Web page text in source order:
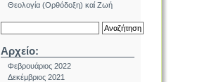
Θεολογία (Ορθόδοξη) καί Ζωή
Αρχείο:
Φεβρουάριος 2022
Δεκέμβριος 2021